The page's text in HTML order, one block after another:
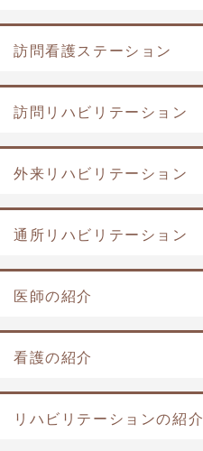
訪問看護ステーション
訪問リハビリテーション
外来リハビリテーション
通所リハビリテーション
医師の紹介
看護の紹介
リハビリテーションの紹介